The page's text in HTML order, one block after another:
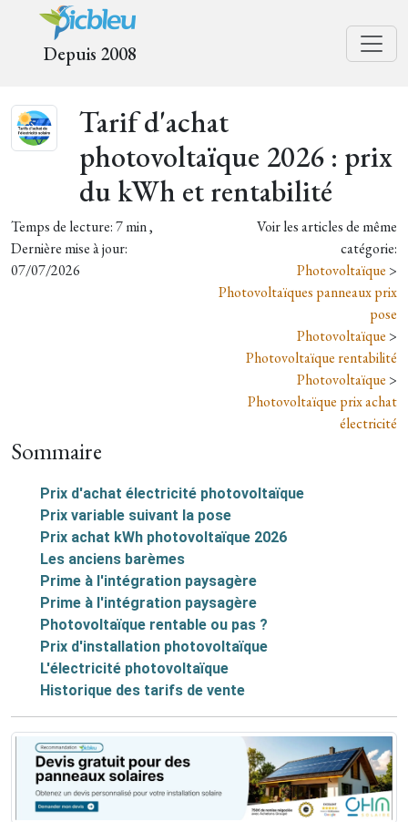
Depuis 2008
Tarif d'achat
photovoltaïque 2026 : prix
du kWh et rentabilité
Temps de lecture: 7 min ,
Dernière mise à jour:
07/07/2026
Voir les articles de même
catégorie:
Photovoltaïque >
Photovoltaïques panneaux prix
pose
Photovoltaïque >
Photovoltaïque rentabilité
Photovoltaïque >
Photovoltaïque prix achat
électricité
Sommaire
Prix d'achat électricité photovoltaïque
Prix variable suivant la pose
Prix achat kWh photovoltaïque 2026
Les anciens barèmes
Prime à l'intégration paysagère
Prime à l'intégration paysagère
Photovoltaïque rentable ou pas ?
Prix d'installation photovoltaïque
L'électricité photovoltaïque
Historique des tarifs de vente